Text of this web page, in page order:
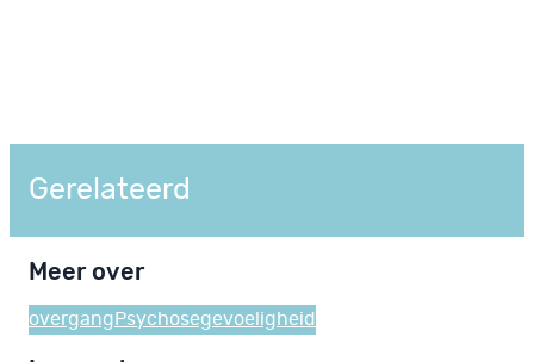
Gerelateerd
Meer over
overgang Psychosegevoeligheid